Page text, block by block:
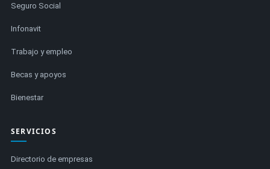
Seguro Social
Infonavit
Trabajo y empleo
Becas y apoyos
Bienestar
SERVICIOS
Directorio de empresas